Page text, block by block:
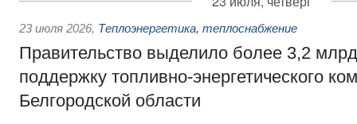
23 июля 2026, Теплоэнергетика, теплоснабжение
Правительство выделило более 3,2
поддержку топливно-энергетического
Белгородской области